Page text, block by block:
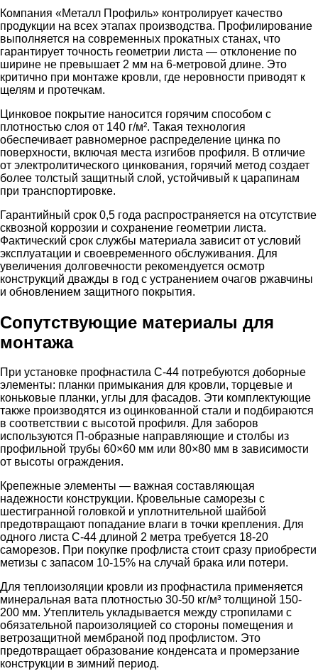
Компания «Металл Профиль» контролирует качество
продукции на всех этапах производства. Профилирование
выполняется на современных прокатных станах, что
гарантирует точность геометрии листа — отклонение по
ширине не превышает 2 мм на 6-метровой длине. Это
критично при монтаже кровли, где неровности приводят к
щелям и протечкам.
Цинковое покрытие наносится горячим способом с
плотностью слоя от 140 г/м². Такая технология
обеспечивает равномерное распределение цинка по
поверхности, включая места изгибов профиля. В отличие
от электролитического цинкования, горячий метод создает
более толстый защитный слой, устойчивый к царапинам
при транспортировке.
Гарантийный срок 0,5 года распространяется на отсутствие
сквозной коррозии и сохранение геометрии листа.
Фактический срок службы материала зависит от условий
эксплуатации и своевременного обслуживания. Для
увеличения долговечности рекомендуется осмотр
конструкций дважды в год с устранением очагов ржавчины
и обновлением защитного покрытия.
Сопутствующие материалы для
монтажа
При установке профнастила С-44 потребуются доборные
элементы: планки примыкания для кровли, торцевые и
коньковые планки, углы для фасадов. Эти комплектующие
также производятся из оцинкованной стали и подбираются
в соответствии с высотой профиля. Для заборов
используются П-образные направляющие и столбы из
профильной трубы 60×60 мм или 80×80 мм в зависимости
от высоты ограждения.
Крепежные элементы — важная составляющая
надежности конструкции. Кровельные саморезы с
шестигранной головкой и уплотнительной шайбой
предотвращают попадание влаги в точки крепления. Для
одного листа С-44 длиной 2 метра требуется 18-20
саморезов. При покупке профлиста стоит сразу приобрести
метизы с запасом 10-15% на случай брака или потери.
Для теплоизоляции кровли из профнастила применяется
минеральная вата плотностью 30-50 кг/м³ толщиной 150-
200 мм. Утеплитель укладывается между стропилами с
обязательной пароизоляцией со стороны помещения и
ветрозащитной мембраной под профлистом. Это
предотвращает образование конденсата и промерзание
конструкции в зимний период.